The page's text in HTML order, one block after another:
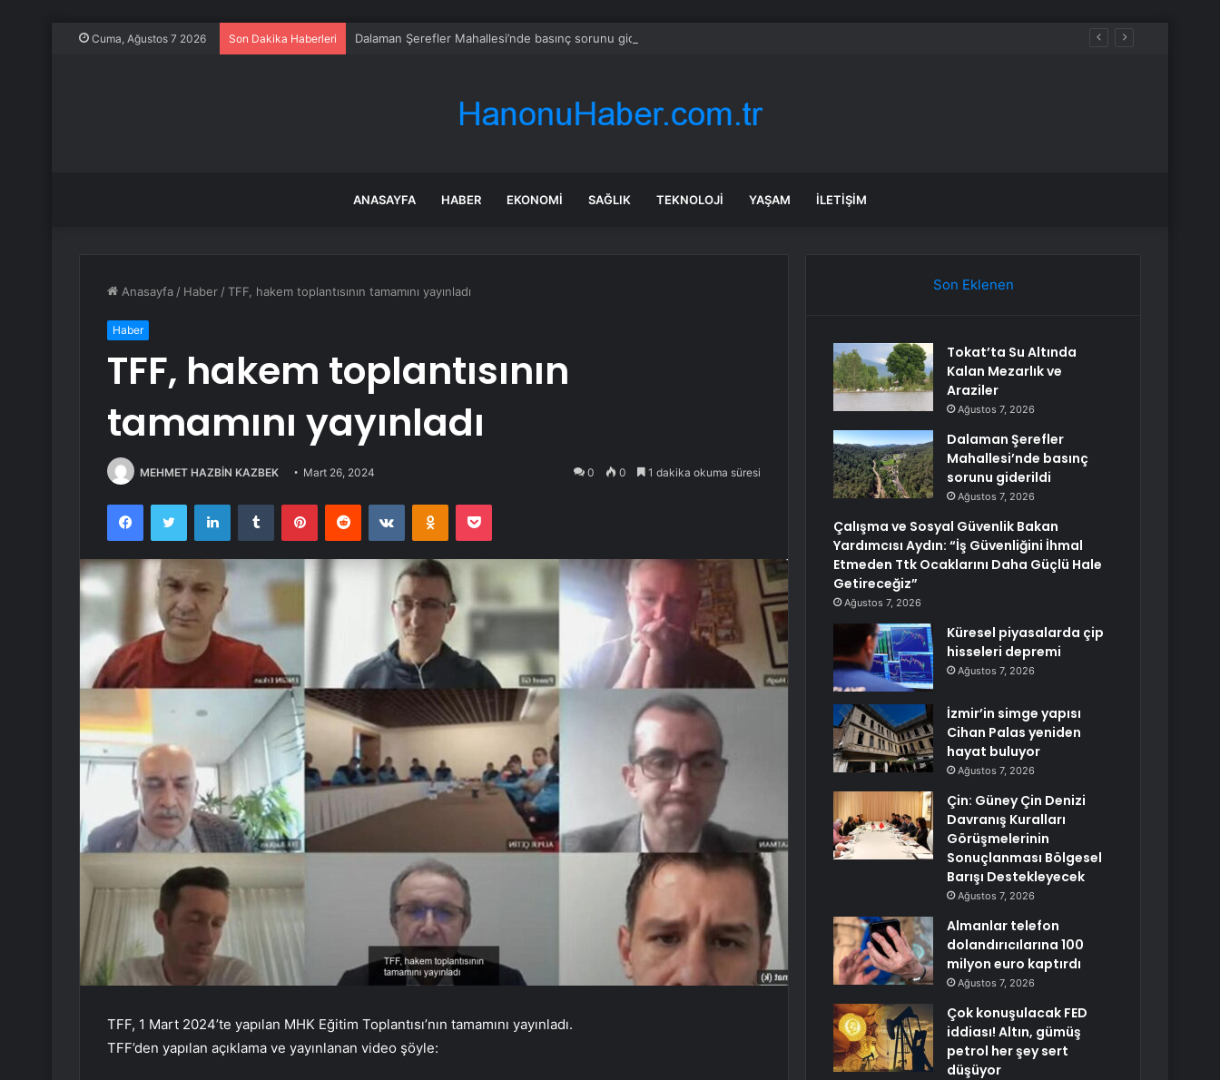
Cuma, Ağustos 7 2026 Son Dakika Haberleri Dalaman Şerefler Mahallesi’nde basınç sorunu giderildi
ANASAYFA HABER EKONOMI SAĞLIK TEKNOLOJI YAŞAM İLETIŞIM
Anasayfa / Haber /TFF, hakem toplantısının tamamını yayınladı
Haber
TFF, hakem toplantısının
tamamını yayınladı
MEHMET HAZBİN KAZBEK Mart 26, 2024 0 0 1 dakika okuma süresi
FacebookTwitter LinkedInTumblr PinterestReddit VKontakteOdnoklassniki
Pocket
TFF, 1 Mart 2024’te yapılan MHK Eğitim Toplantısı’nın tamamını yayınladı.
TFF’den yapılan açıklama ve yayınlanan video şöyle:
Son Eklenen
Tokat’ta Su Altında
Kalan Mezarlık ve
Araziler
Ağustos 7, 2026
Dalaman Şerefler
Mahallesi’nde basınç
sorunu giderildi
Ağustos 7, 2026
Çalışma ve Sosyal Güvenlik Bakan
Yardımcısı Aydın: “İş Güvenliğini İhmal
Etmeden Ttk Ocaklarını Daha Güçlü Hale
Getireceğiz”
Ağustos 7, 2026
Küresel piyasalarda çip
hisseleri depremi
Ağustos 7, 2026
İzmir’in simge yapısı
Cihan Palas yeniden
hayat buluyor
Ağustos 7, 2026
Çin: Güney Çin Denizi
Davranış Kuralları
Görüşmelerinin
Sonuçlanması Bölgesel
Barışı Destekleyecek
Ağustos 7, 2026
Almanlar telefon
dolandırıcılarına 100
milyon euro kaptırdı
Ağustos 7, 2026
Çok konuşulacak FED
iddiası! Altın, gümüş
petrol her şey sert
düşüyor